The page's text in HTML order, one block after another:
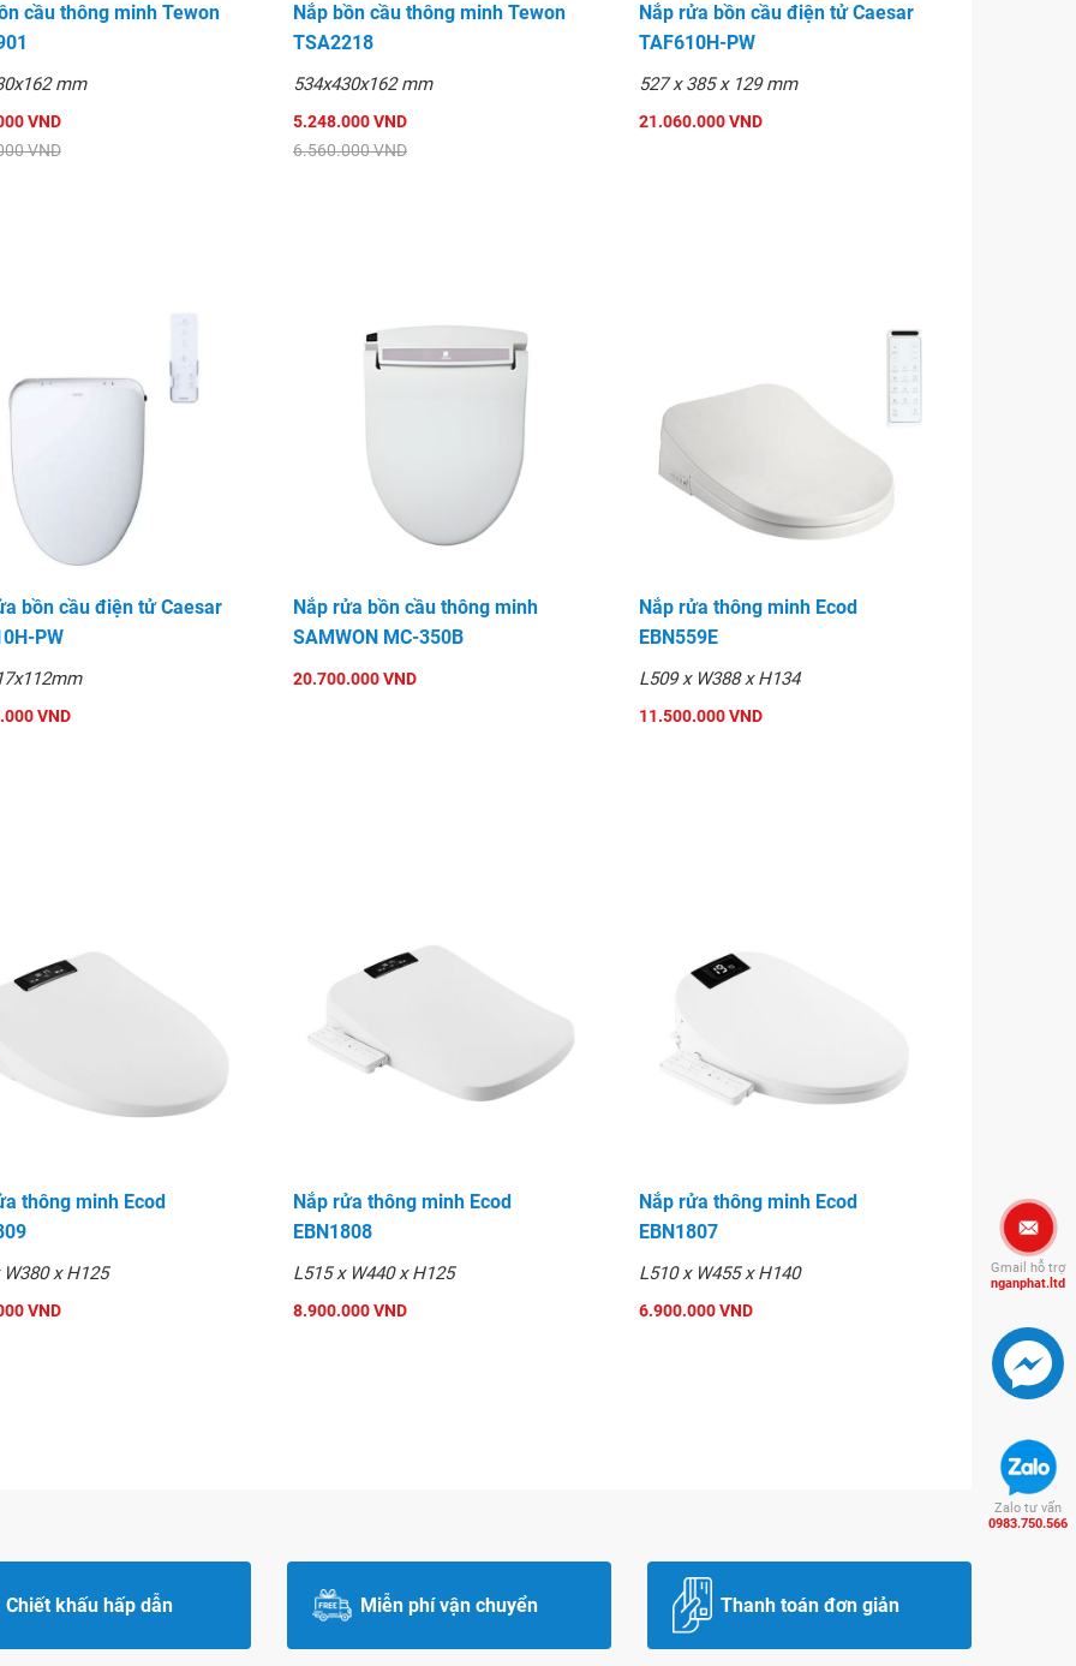
cầu thông minh Tewon
mm
VND
VND
Nắp bồn cầu thông minh Tewon
TSA2218
534x430x162 mm
5.248.000 VND
6.560.000 VND
Nắp rửa bồn cầu điện tử Caesar
TAF610H-PW
527 x 385 x 129 mm
21.060.000 VND
bồn cầu điện tử Caesar
PW
VND
Nắp rửa bồn cầu thông minh
SAMWON MC-350B
20.700.000 VND
Nắp rửa thông minh Ecod
EBN559E
L509 x W388 x H134
11.500.000 VND
thông minh Ecod
x H125
VND
Nắp rửa thông minh Ecod
EBN1808
L515 x W440 x H125
8.900.000 VND
Nắp rửa thông minh Ecod
EBN1807
L510 x W455 x H140
6.900.000 VND
Chiết khấu hấp dẫn Miễn phí vận chuyển Thanh toán đơn giản
Gmail hỗ trợ
nganphat.ltd
Zalo tư vấn
0983.750.566